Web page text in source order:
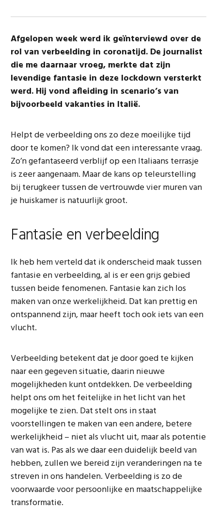
Afgelopen week werd ik geïnterviewd over de
rol van verbeelding in coronatijd. De journalist
die me daarnaar vroeg, merkte dat zijn
levendige fantasie in deze lockdown versterkt
werd. Hij vond afleiding in scenario’s van
bijvoorbeeld vakanties in Italië.
Helpt de verbeelding ons zo deze moeilijke tijd
door te komen? Ik vond dat een interessante vraag.
Zo’n gefantaseerd verblijf op een Italiaans terrasje
is zeer aangenaam. Maar de kans op teleurstelling
bij terugkeer tussen de vertrouwde vier muren van
je huiskamer is natuurlijk groot.
Fantasie en verbeelding
Ik heb hem verteld dat ik onderscheid maak tussen
fantasie en verbeelding, al is er een grijs gebied
tussen beide fenomenen. Fantasie kan zich los
maken van onze werkelijkheid. Dat kan prettig en
ontspannend zijn, maar heeft toch ook iets van een
vlucht.
Verbeelding betekent dat je door goed te kijken
naar een gegeven situatie, daarin nieuwe
mogelijkheden kunt ontdekken. De verbeelding
helpt ons om het feitelijke in het licht van het
mogelijke te zien. Dat stelt ons in staat
voorstellingen te maken van een andere, betere
werkelijkheid – niet als vlucht uit, maar als potentie
van wat is. Pas als we daar een duidelijk beeld van
hebben, zullen we bereid zijn veranderingen na te
streven in ons handelen. Verbeelding is zo de
voorwaarde voor persoonlijke en maatschappelijke
transformatie.